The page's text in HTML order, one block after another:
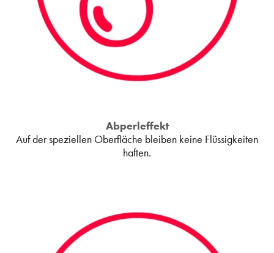
Abperleffekt
Auf der speziellen Oberfläche bleiben keine Flüssigkeiten
haften.